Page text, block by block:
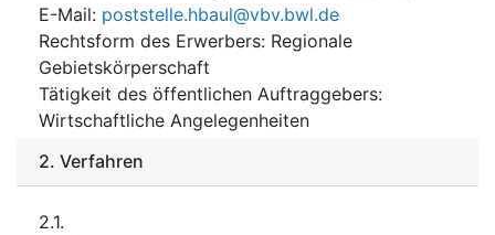
E-Mail: poststelle.hbaul@vbv.bwl.de
Rechtsform des Erwerbers: Regionale
Gebietskörperschaft
Tätigkeit des öffentlichen Auftraggebers:
Wirtschaftliche Angelegenheiten
2. Verfahren
2.1.